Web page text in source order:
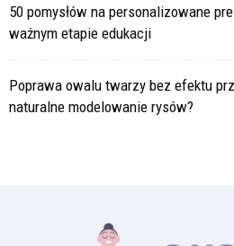
50 pomysłów na personalizowane
ważnym etapie edukacji
Poprawa owalu twarzy bez efektu
naturalne modelowanie rysów?